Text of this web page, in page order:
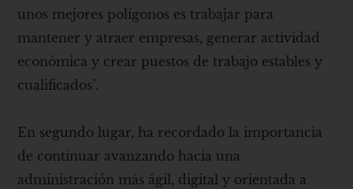
unos mejores polígonos es trabajar para
mantener y atraer empresas, generar actividad
económica y crear puestos de trabajo estables y
cualificados".
En segundo lugar, ha recordado la importancia
de continuar avanzando hacia una
administración más ágil, digital y orientada a